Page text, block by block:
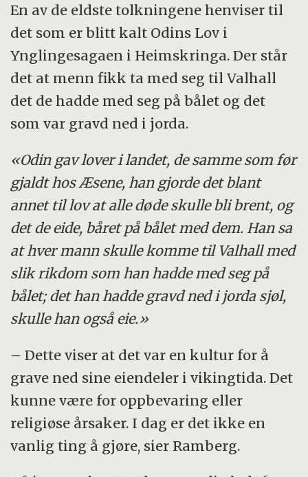
En av de eldste tolkningene henviser til
det som er blitt kalt Odins Lov i
Ynglingesagaen i Heimskringa. Der står
det at menn fikk ta med seg til Valhall
det de hadde med seg på bålet og det
som var gravd ned i jorda.
«Odin gav lover i landet, de samme som før
gjaldt hos Æsene, han gjorde det blant
annet til lov at alle døde skulle bli brent, og
det de eide, båret på bålet med dem. Han sa
at hver mann skulle komme til Valhall med
slik rikdom som han hadde med seg på
bålet; det han hadde gravd ned i jorda sjøl,
skulle han også eie.»
– Dette viser at det var en kultur for å
grave ned sine eiendeler i vikingtida. Det
kunne være for oppbevaring eller
religiøse årsaker. I dag er det ikke en
vanlig ting å gjøre, sier Ramberg.